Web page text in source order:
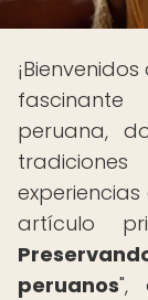
¡Bienvenidos
peruana,
experiencias
artículo
peruanos",